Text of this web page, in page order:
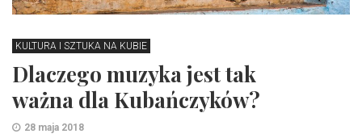
KULTURA I SZTUKA NA KUBIE
Dlaczego muzyka jest tak
ważna dla Kubańczyków?
28 maja 2018